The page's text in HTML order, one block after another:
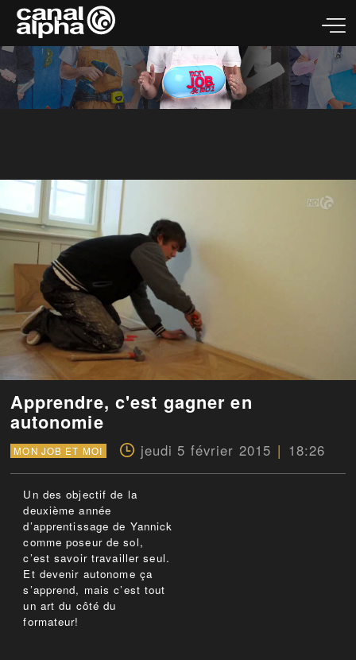
Apprendre, c'est gagner en
autonomie
MON JOB ET MOI jeudi 5 février 2015 18:26
Un des objectif de la
deuxième année
d’apprentissage de Yannick
comme poseur de sol,
c’est savoir travailler seul.
Et devenir autonome ça
s’apprend, mais c’est tout
un art du côté du
formateur!